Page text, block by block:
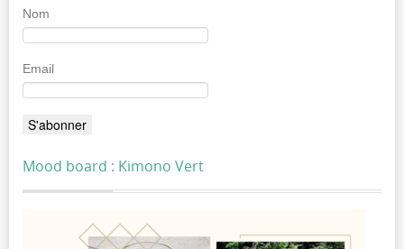
Nom
Email
Mood board : Kimono Vert